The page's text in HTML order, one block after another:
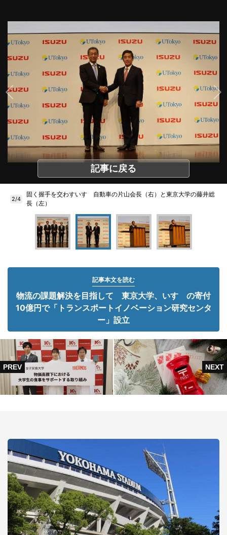
記事に戻る
2/4
固く握手を交わすいすゞ自動車の片山会長（右）と東京大学の藤井総
長（左）
記事本文を読む
物流の課題解決を目指して 東京大学、いすゞの寄付
10億円で「トランスポートイノベーション研究センタ
ー」設立